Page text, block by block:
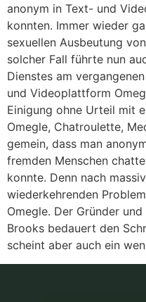
anonym in Text- und
konnten. Immer wieder
sexuellen Ausbeutung
solcher Fall führte nun
Dienstes am
und Videoplattform
Einigung ohne Urteil mit
Omegle, Chatroulette,
gemein, dass man
fremden Menschen
konnte. Denn nach
wiederkehrenden
Omegle. Der Gründer
Brooks bedauert den
scheint aber auch ein